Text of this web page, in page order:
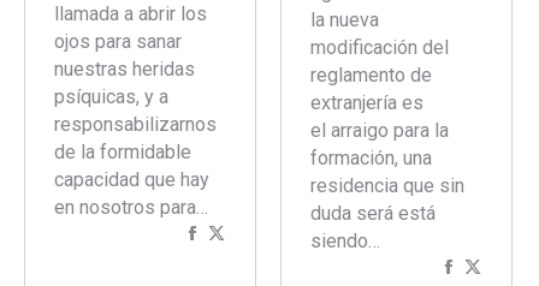
llamada a abrir los
ojos para sanar
nuestras heridas
psíquicas, y a
responsabilizarnos
de la formidable
capacidad que hay
en nosotros para…
Compartir
la nueva
modificación del
reglamento de
extranjería es
el arraigo para la
formación, una
residencia que sin
duda será está
siendo…
Compartir